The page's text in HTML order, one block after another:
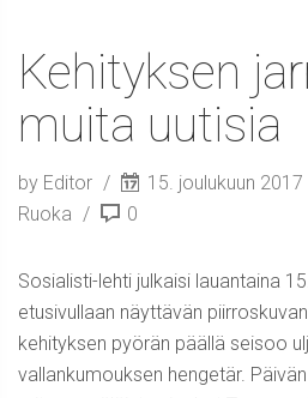
Kehityksen
muita uutisia
by Editor 15. joulukuun 2017
Ruoka
0
Sosialisti-lehti julkaisi lauantaina
etusivullaan näyttävän
kehityksen pyörän päällä seisoo
vallankumouksen hengetär.